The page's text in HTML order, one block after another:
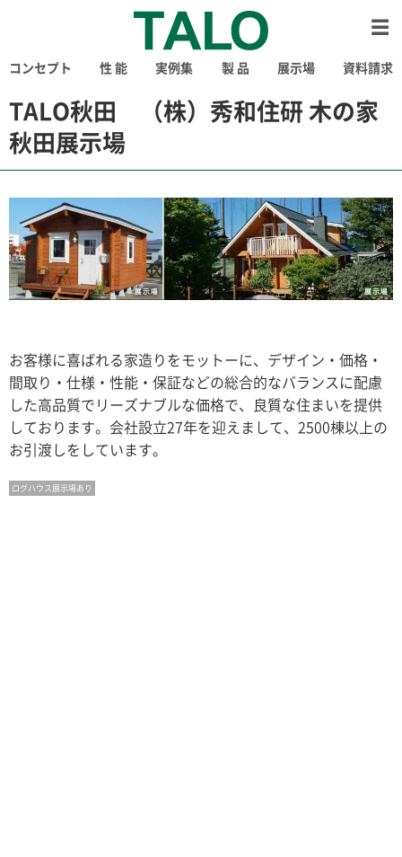
コンセプト 性 能 実例集 製 品 展示場 資料請求
TALO秋田 （株）秀和住研 木の家
秋田展示場
お客様に喜ばれる家造りをモットーに、デザイン・価格・
間取り・仕様・性能・保証などの総合的なバランスに配慮
した高品質でリーズナブルな価格で、良質な住まいを提供
しております。会社設立27年を迎えまして、2500棟以上の
お引渡しをしています。
ログハウス展示場あり